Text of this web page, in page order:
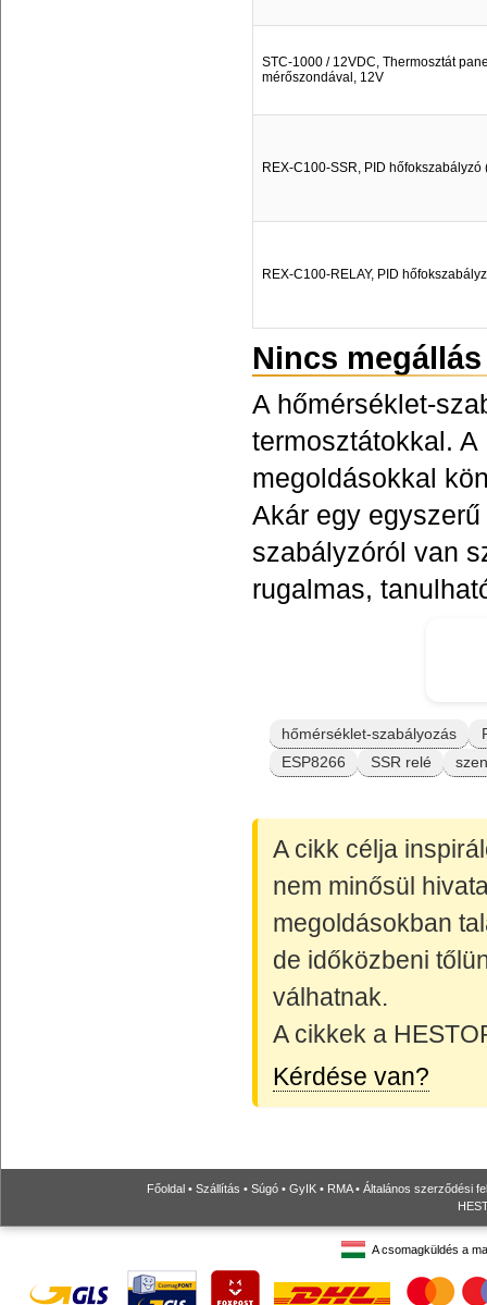
STC-1000 / 12VDC, Thermosztát
mérőszondával, 12V
REX-C100-SSR, PID
REX-C100-RELAY, PID
Nincs megállás
A hőmérséklet-
termosztátokkal.
megoldásokkal
Akár egy
szabályzóról van
rugalmas,
hőmérséklet-szabályozás
ESP8266
SSR relé
A cikk célja
nem minősül
megoldásokban
de időközbeni
válhatnak.
A cikkek a
Kérdése van?
Főoldal • Szállítás • Súgó • GyIK • RMA• Általános szerződési
A csomagküldés a